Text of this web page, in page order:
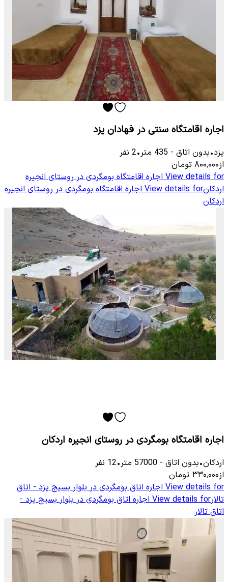
اجاره اقامتگاه سنتی در فهادان یزد
یزد•بدون اتاق -
435 متر•
2 نفر
از۸۰۰٬۰۰۰ تومان
View details for اجاره اقامتگاه بومگردی در روستای انجیره
اردکانView details for اجاره اقامتگاه بومگردی در روستای انجیره
اردکان
اجاره اقامتگاه بومگردی در روستای انجیره اردکان
اردکان•بدون اتاق -
57000 متر•
12 نفر
از۳۳۰٬۰۰۰ تومان
View details for اجاره اتاق بومگردی در بلوار بسیج یزد - اتاق
تالارView details for اجاره اتاق بومگردی در بلوار بسیج یزد -
اتاق تالار